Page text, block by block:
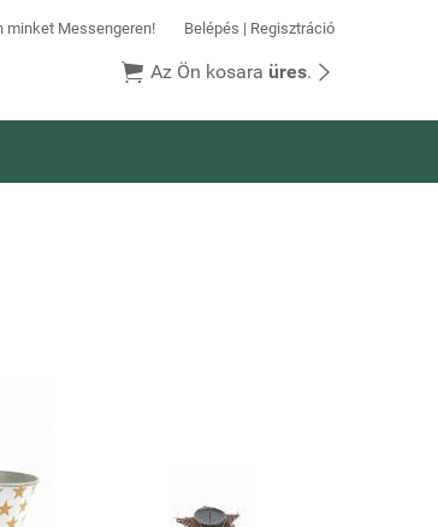
 Az Ön kosara üres. 
minket Messengeren! Belépés | Regisztráció